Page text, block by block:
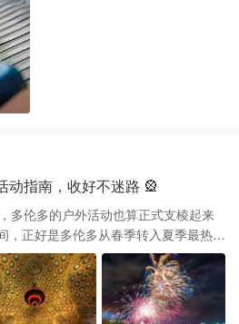
记忆般的动作。 1️⃣ 托运前务
视频展示箱子特征。 2️⃣ 盯着地
一张标签高清图，核对上面的名字、
清白最硬的证据。 4️⃣ 务必在箱
。如果你的箱子没出现在转盘，而是
一定要当场核实标签编号和手里那张
标签有没有被二次粘贴、覆盖或者被
门在外多留个心眼真的不是多疑，而
如果发现箱子不对劲，哪怕行李再贵
刻联系统安保或加拿大边境服务局
动指南，收好不迷路 🎡
多伦多的户外活动也算正式支棱起来
，正好是多伦多从春季转入夏季最热闹
几天扎堆。 这周最值得期待
Open Toronto。今年有超过150个
，主题是“世界就在城市中”。想拍照
Hall是永远的排队王。说实话，如果